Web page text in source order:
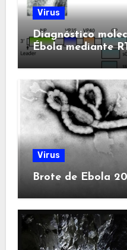
Virus
Diagnóstico
Ébola mediante
Virus
Brote de Ebola